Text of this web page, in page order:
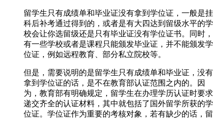
留学生只有成绩单和毕业证没有拿到学位证，一般是挂
科后补考通过得到的，或者是有大四达到留级水平的学
校会让你选留级还是只有毕业证没有学位证书。同时，
有一些学校或者是课程只能颁发毕业证，并不能颁发学
位证，例如远程教育、部分私立院校等。
但是，需要说明的是留学生只有成绩单和毕业证，没有
拿到学位证的话，是不在教育部认证范围之内的。因
为，教育部有明确规定，留学生在办理学历认证时要求
递交齐全的认证材料，其中就包括了国外留学所获的学
位证。学位证作为重要的考核对象，若有缺少的话，留